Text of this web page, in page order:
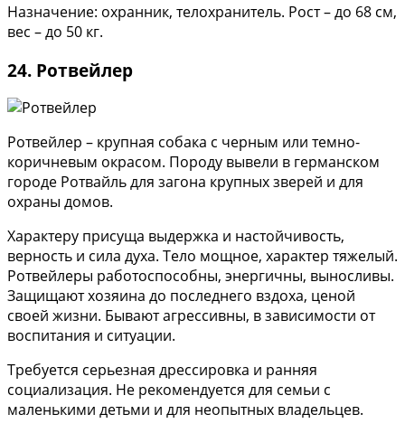
Назначение: охранник, телохранитель. Рост – до 68 см,
вес – до 50 кг.
24. Ротвейлер
Ротвейлер – крупная собака с черным или темно-
коричневым окрасом. Породу вывели в германском
городе Ротвайль для загона крупных зверей и для
охраны домов.
Характеру присуща выдержка и настойчивость,
верность и сила духа. Тело мощное, характер тяжелый.
Ротвейлеры работоспособны, энергичны, выносливы.
Защищают хозяина до последнего вздоха, ценой
своей жизни. Бывают агрессивны, в зависимости от
воспитания и ситуации.
Требуется серьезная дрессировка и ранняя
социализация. Не рекомендуется для семьи с
маленькими детьми и для неопытных владельцев.